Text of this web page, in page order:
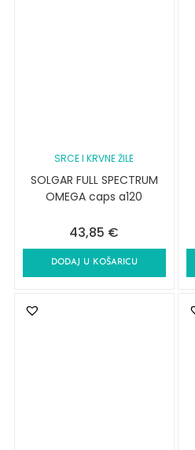
SRCE I KRVNE ŽILE
SOLGAR FULL SPECTRUM
OMEGA caps a120
43,85 €
DODAJ U KOŠARICU